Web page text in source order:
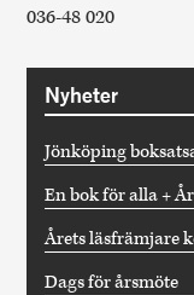
036-48 020
Nyheter
Jönköping
En bok för alla +
Årets läsfrämjare
Dags för årsmöte